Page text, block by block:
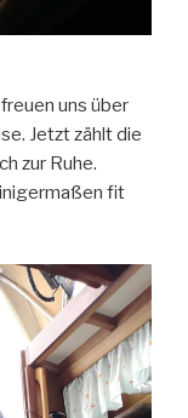
uns über
Jetzt zählt die
zur Ruhe.
fit